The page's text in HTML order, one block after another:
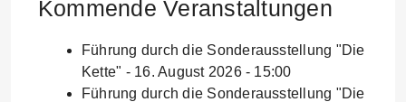
Kommende Veranstaltungen
Führung durch die Sonderausstellung "Die
Kette" - 16. August 2026 - 15:00
Führung durch die Sonderausstellung "Die